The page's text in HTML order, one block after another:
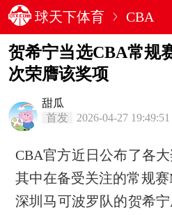
球天下体育 CBA
贺希宁当选CBA常规
次荣膺该奖项
甜瓜
首发
2026-04-27 19:49:51
CBA官方近日公布了各
其中在备受关注的常规
深圳马可波罗队的贺希